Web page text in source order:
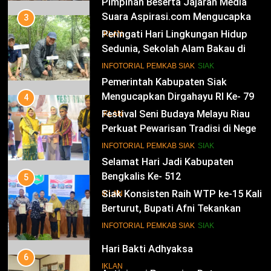
Suara Aspirasi.com Mengucapkan
Selamat HUT RI Ke-79
IKLAN
13
Pemerintah Kabupaten Siak
Mengucapkan Dirgahayu RI Ke- 79
IKLAN
14
Selamat Hari Jadi Kabupaten
Bengkalis Ke- 512
IKLAN
15
Hari Bakti Adhyaksa
IKLAN
3
Peringati Hari Lingkungan Hidup
Sedunia, Sekolah Alam Bakau di
Siak Cetak Generasi Penjaga
Pesisir
INFOTORIAL PEMKAB SIAK SIAK
4
Festival Seni Budaya Melayu Riau
Perkuat Pewarisan Tradisi di Negeri
Istana
INFOTORIAL PEMKAB SIAK SIAK
5
Siak Konsisten Raih WTP ke-15 Kali
Berturut, Bupati Afni Tekankan
Penguatan Tata Kelola Keuangan
INFOTORIAL PEMKAB SIAK SIAK
6